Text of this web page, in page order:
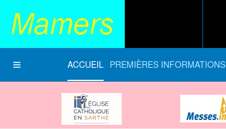
ACCUEIL PREMIÈRES INFORMATIONS